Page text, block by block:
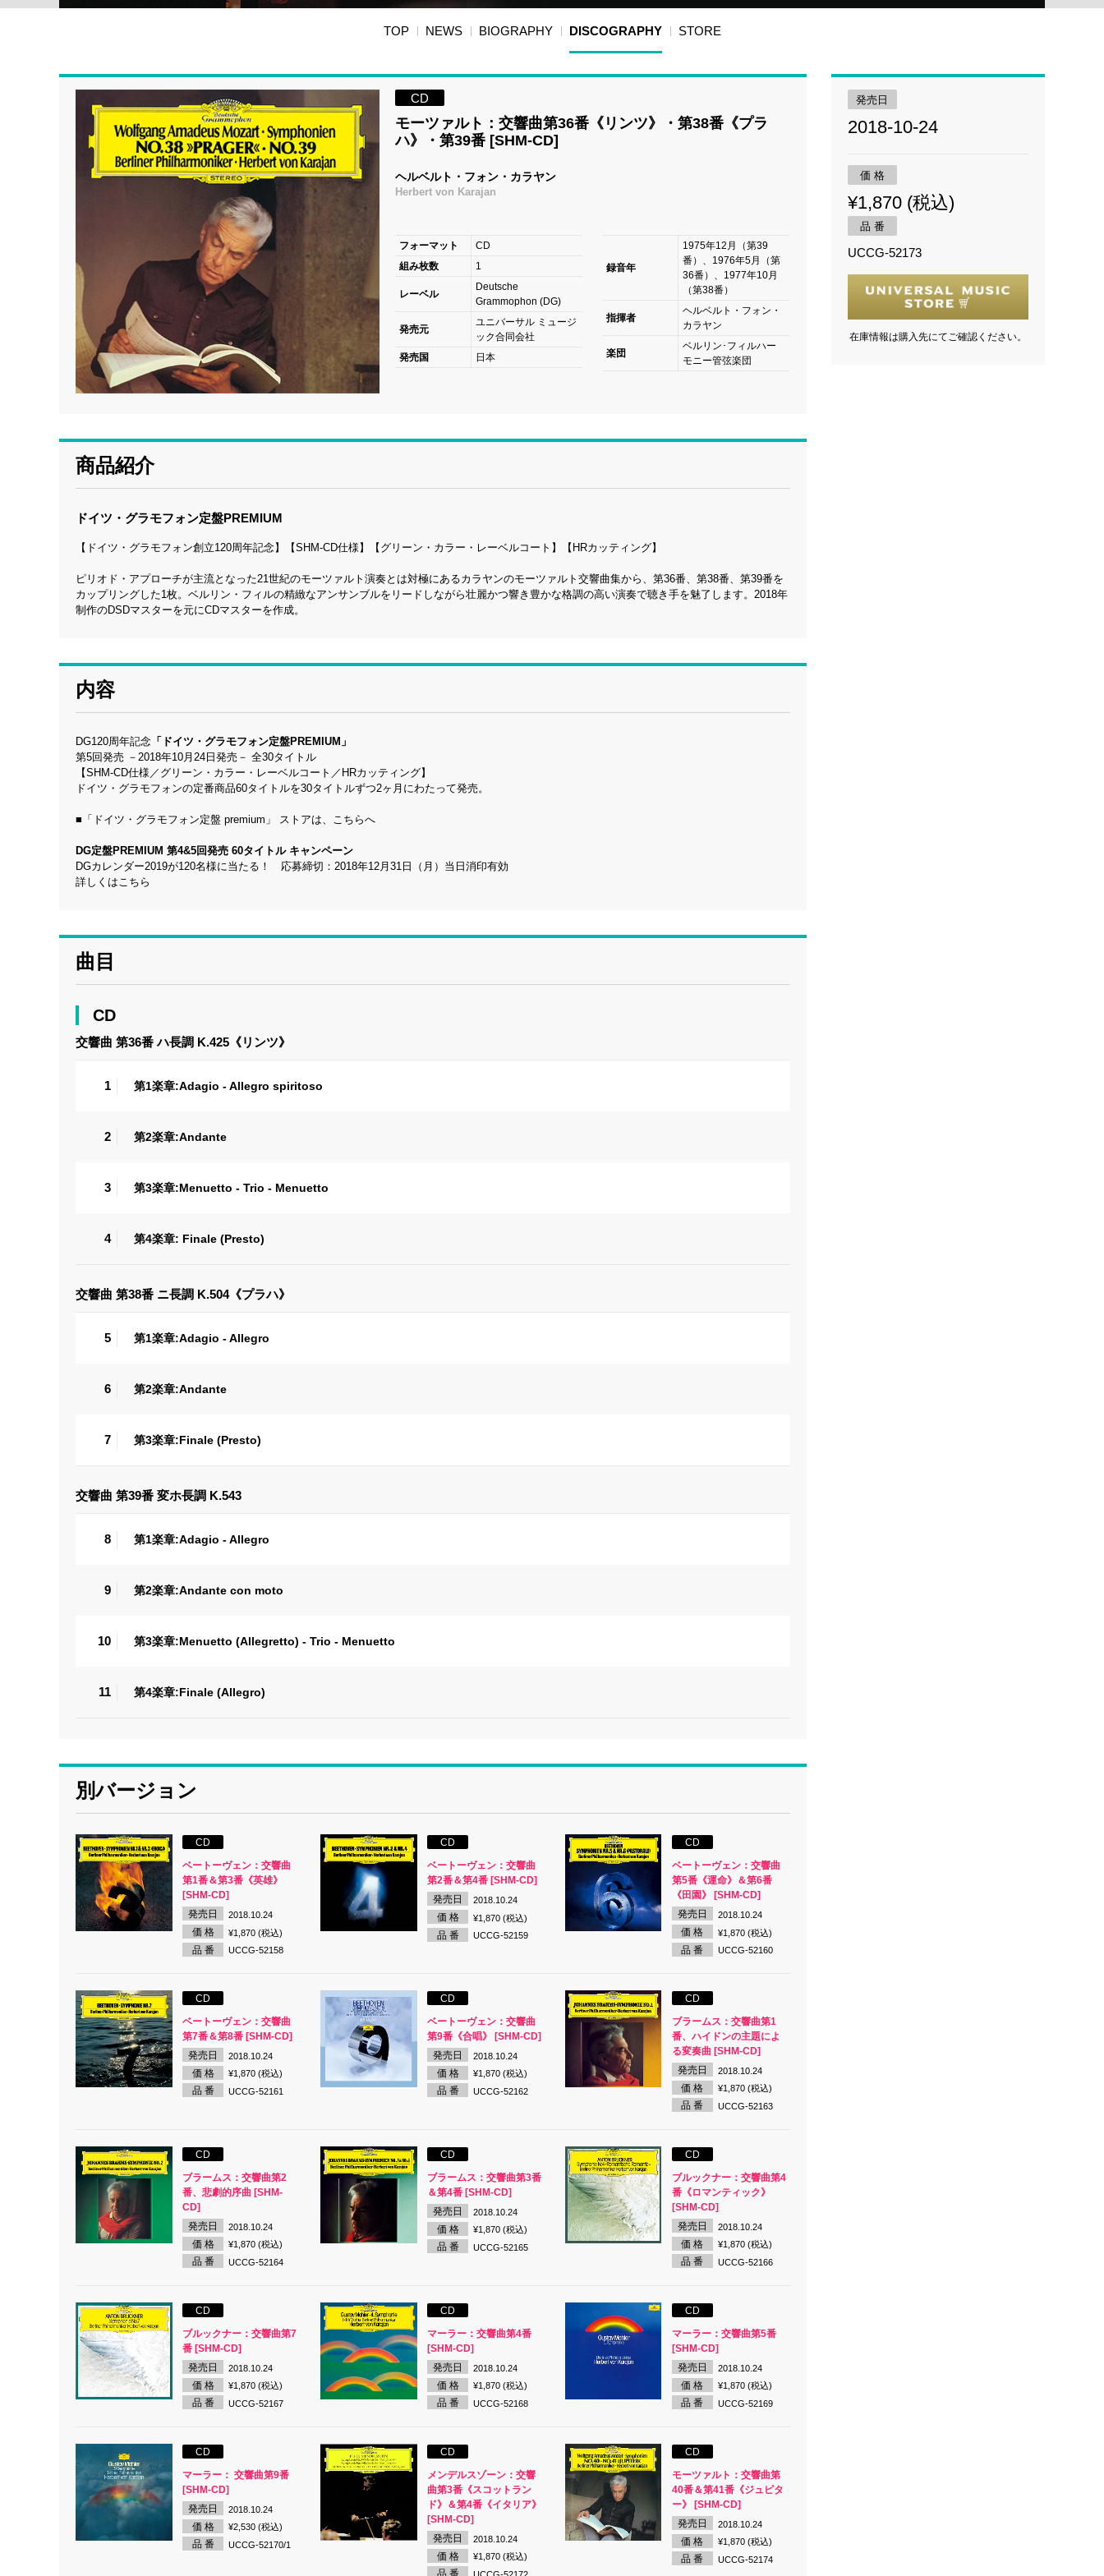
TOP NEWS BIOGRAPHY DISCOGRAPHY STORE
CD
モーツァルト：交響曲第36番《リンツ》・第38番《プラ
ハ》・第39番 [SHM-CD]
ヘルベルト・フォン・カラヤン
Herbert von Karajan
フォーマット
CD
組み枚数
1
レーベル
Deutsche
Grammophon (DG)
発売元
ユニバーサル ミュージ
ック合同会社
発売国
日本
録音年
1975年12月（第39
番）、1976年5月（第
36番）、1977年10月
（第38番）
指揮者
ヘルベルト・フォン・
カラヤン
楽団
ベルリン･フィルハー
モニー管弦楽団
商品紹介
ドイツ・グラモフォン定盤PREMIUM
【ドイツ・グラモフォン創立120周年記念】【SHM-CD仕様】【グリーン・カラー・レーベルコート】【HRカッティング】
ピリオド・アプローチが主流となった21世紀のモーツァルト演奏とは対極にあるカラヤンのモーツァルト交響曲集から、第36番、第38番、第39番を
カップリングした1枚。ベルリン・フィルの精緻なアンサンブルをリードしながら壮麗かつ響き豊かな格調の高い演奏で聴き手を魅了します。2018年
制作のDSDマスターを元にCDマスターを作成。
内容
DG120周年記念 「ドイツ・グラモフォン定盤PREMIUM」
第5回発売 －2018年10月24日発売－ 全30タイトル
【SHM-CD仕様／グリーン・カラー・レーベルコート／HRカッティング】
ドイツ・グラモフォンの定番商品60タイトルを30タイトルずつ2ヶ月にわたって発売。
■ 「ドイツ・グラモフォン定盤 premium」 ストアは、こちらへ
DG定盤PREMIUM 第4&5回発売 60タイトル キャンペーン
DGカレンダー2019が120名様に当たる！ 応募締切：2018年12月31日（月）当日消印有効
詳しくはこちら
曲目
CD
交響曲 第36番 ハ長調 K.425《リンツ》
1 第1楽章:Adagio - Allegro spiritoso
2 第2楽章:Andante
3 第3楽章:Menuetto - Trio - Menuetto
4 第4楽章: Finale (Presto)
交響曲 第38番 ニ長調 K.504《プラハ》
5 第1楽章:Adagio - Allegro
6 第2楽章:Andante
7 第3楽章:Finale (Presto)
交響曲 第39番 変ホ長調 K.543
8 第1楽章:Adagio - Allegro
9 第2楽章:Andante con moto
10 第3楽章:Menuetto (Allegretto) - Trio - Menuetto
11 第4楽章:Finale (Allegro)
別バージョン
CD
ベートーヴェン：交響曲
第1番＆第3番《英雄》
[SHM-CD]
発売日
2018.10.24
価 格 ¥1,870 (税込)
品 番 UCCG-52158
CD
ベートーヴェン：交響曲
第2番＆第4番 [SHM-CD]
発売日
2018.10.24
価 格 ¥1,870 (税込)
品 番 UCCG-52159
CD
ベートーヴェン：交響曲
第5番《運命》＆第6番
《田園》 [SHM-CD]
発売日
2018.10.24
価 格 ¥1,870 (税込)
品 番 UCCG-52160
CD
ベートーヴェン：交響曲
第7番＆第8番 [SHM-CD]
発売日
2018.10.24
価 格 ¥1,870 (税込)
品 番 UCCG-52161
CD
ベートーヴェン：交響曲
第9番《合唱》 [SHM-CD]
発売日
2018.10.24
価 格 ¥1,870 (税込)
品 番 UCCG-52162
CD
ブラームス：交響曲第1
番、ハイドンの主題によ
る変奏曲 [SHM-CD]
発売日
2018.10.24
価 格 ¥1,870 (税込)
品 番 UCCG-52163
CD
ブラームス：交響曲第2
番、悲劇的序曲 [SHM-
CD]
発売日
2018.10.24
価 格 ¥1,870 (税込)
品 番 UCCG-52164
CD
ブラームス：交響曲第3番
＆第4番 [SHM-CD]
発売日
2018.10.24
価 格 ¥1,870 (税込)
品 番 UCCG-52165
CD
ブルックナー：交響曲第4
番《ロマンティック》
[SHM-CD]
発売日
2018.10.24
価 格 ¥1,870 (税込)
品 番 UCCG-52166
CD
ブルックナー：交響曲第7
番 [SHM-CD]
発売日
2018.10.24
価 格 ¥1,870 (税込)
品 番 UCCG-52167
CD
マーラー：交響曲第4番
[SHM-CD]
発売日
2018.10.24
価 格 ¥1,870 (税込)
品 番 UCCG-52168
CD
マーラー：交響曲第5番
[SHM-CD]
発売日
2018.10.24
価 格 ¥1,870 (税込)
品 番 UCCG-52169
CD
マーラー： 交響曲第9番
[SHM-CD]
発売日
2018.10.24
価 格 ¥2,530 (税込)
品 番 UCCG-52170/1
CD
メンデルスゾーン：交響
曲第3番《スコットラン
ド》＆第4番《イタリア》
[SHM-CD]
発売日
2018.10.24
価 格 ¥1,870 (税込)
CD
モーツァルト：交響曲第
40番＆第41番《ジュピタ
ー》 [SHM-CD]
発売日
2018.10.24
価 格 ¥1,870 (税込)
品 番 UCCG-52174
発売日
2018-10-24
価 格
¥1,870 (税込)
品 番
UCCG-52173
在庫情報は購入先にてご確認ください。